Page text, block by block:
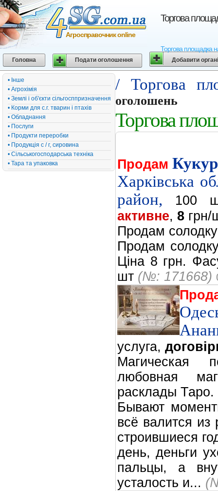
Торгова
Торгова площадка
Агросправочник online
Головна Подати оголошення Добавити
• Інше
• Агрохімія
• Землі і об'єкти сільгосппризначення
• Корми для с.г. тварин і птахів
• Обладнання
• Послуги
• Продукти переробки
• Продукція с / г, сировина
• Сільськогосподарська техніка
• Тара та упаковка
/ Торгова
оголошень
Торгова
Продам
Харківська
район, 100
активне, 8 грн/
Продам солодку
Продам
Ціна 8 грн.
шт (№: 171668)
услуга,
Магическая
любовная
расклады Таро.
Бывают
всё валится из
строившиеся
день, деньги
пальцы, а
усталость и...